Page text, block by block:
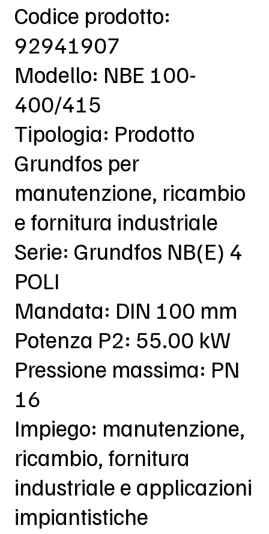
Codice prodotto:
92941907
Modello: NBE 100-
400/415
Tipologia: Prodotto
Grundfos per
manutenzione, ricambio
e fornitura industriale
Serie: Grundfos NB(E) 4
POLI
Mandata: DIN 100 mm
Potenza P2: 55.00 kW
Pressione massima: PN
16
Impiego: manutenzione,
ricambio, fornitura
industriale e applicazioni
impiantistiche